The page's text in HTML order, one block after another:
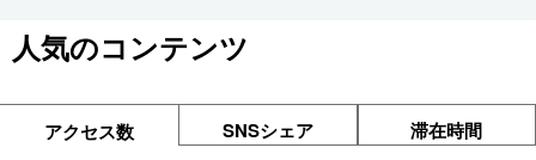
人気のコンテンツ
アクセス数 SNSシェア 滞在時間